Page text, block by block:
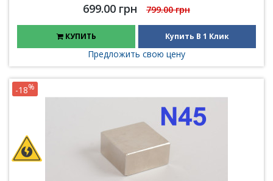
699.00 грн 799.00 грн
КУПИТЬ Купить В 1 Клик
Предложить свою цену
-18%